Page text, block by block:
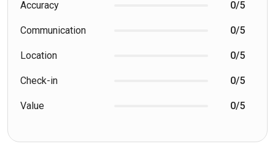
Accuracy 0/5
Communication 0/5
Location 0/5
Check-in 0/5
Value 0/5